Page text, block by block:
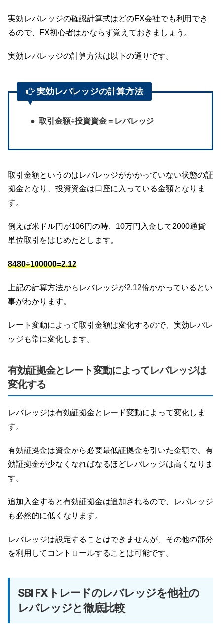
実効レバレッジの確認計算式はどのFX会社でも利用でき
るので、FX初心者はかならず覚えておきましょう。
実効レバレッジの計算方法は以下の通りです。
実効レバレッジの計算方法
取引金額÷投資資金＝レバレッジ
取引金額というのはレバレッジがかかっていない状態の証
拠金となり、投資資金は口座に入っている金額となりま
す。
例えば米ドル円が106円の時、10万円入金して2000通貨
単位取引をはじめたとします。
8480÷100000=2.12
上記の計算方法からレバレッジが2.12倍かかっているとい
事がわかります。
レート変動によって取引金額は変化するので、実効レバレ
ッジも常に変化します。
有効証拠金とレート変動によってレバレッジは
変化する
レバレッジは有効証拠金とレード変動によって変化しま
す。
有効証拠金は資金から必要最低証拠金を引いた金額で、有
効証拠金が少なくなればなるほどレバレッジは高くなりま
す。
追加入金すると有効証拠金は追加されるので、レバレッジ
も必然的に低くなります。
レバレッジは設定することはできませんが、その他の部分
を利用してコントロールすることは可能です。
SBI FXトレードのレバレッジを他社の
レバレッジと徹底比較